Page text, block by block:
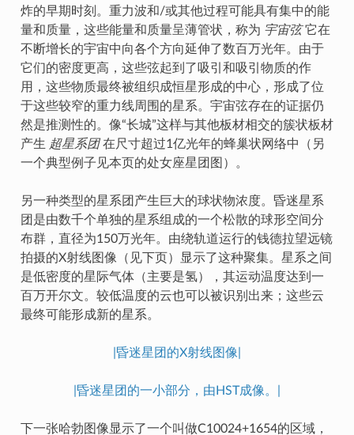
炸的早期时刻。重力波和/或其他过程可能具有集中的能
量和质量，这些能量和质量呈薄管状，称为 宇宙弦它在
不断增长的宇宙中向各个方向延伸了数百万光年。由于
它们的密度更高，这些弦起到了吸引和吸引物质的作
用，这些物质最终被组织成恒星形成的中心，形成了位
于这些较窄的重力线周围的星系。宇宙弦存在的证据仍
然是推测性的。像“长城”这样与其他板材相交的簇状板材
产生 超星系团在尺寸超过1亿光年的蜂巢状网络中（另
一个典型例子见本页的处女座星团图）。
另一种类型的星系团产生巨大的球状物浓度。昏迷星系
团是由数千个单独的星系组成的一个松散的球形空间分
布群，直径为150万光年。由绕轨道运行的钱德拉望远镜
拍摄的X射线图像（见下页）显示了这种聚集。星系之间
是低密度的星际气体（主要是氢），其运动温度达到一
百万开尔文。较低温度的云也可以被识别出来；这些云
最终可能形成新的星系。
|昏迷星团的X射线图像|
|昏迷星团的一小部分，由HST成像。|
下一张哈勃图像显示了一个叫做C10024+1654的区域，